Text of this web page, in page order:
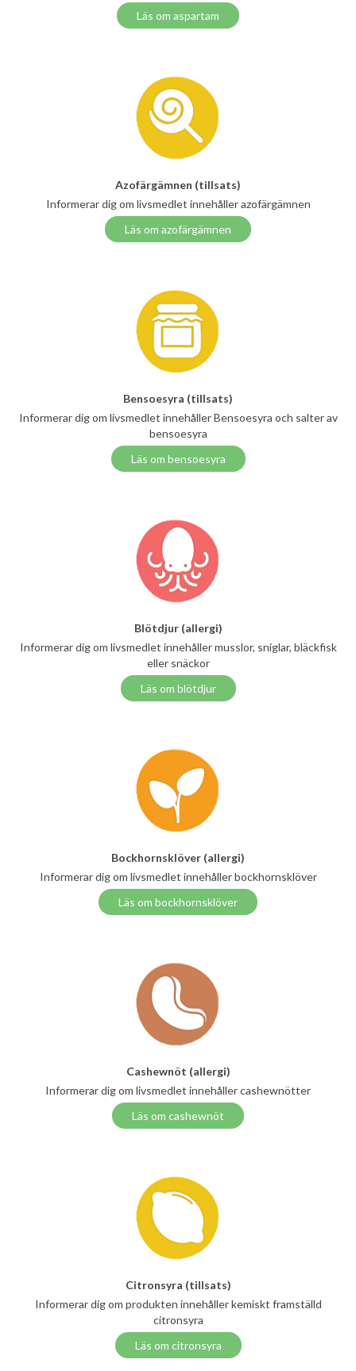
Läs om aspartam
Azofärgämnen (tillsats)
Informerar dig om livsmedlet innehåller azofärgämnen
Läs om azofärgämnen
Bensoesyra (tillsats)
Informerar dig om livsmedlet innehåller Bensoesyra och salter av
bensoesyra
Läs om bensoesyra
Blötdjur (allergi)
Informerar dig om livsmedlet innehåller musslor, sniglar, bläckfisk
eller snäckor
Läs om blötdjur
Bockhornsklöver (allergi)
Informerar dig om livsmedlet innehåller bockhornsklöver
Läs om bockhornsklöver
Cashewnöt (allergi)
Informerar dig om livsmedlet innehåller cashewnötter
Läs om cashewnöt
Citronsyra (tillsats)
Informerar dig om produkten innehåller kemiskt framställd
citronsyra
Läs om citronsyra